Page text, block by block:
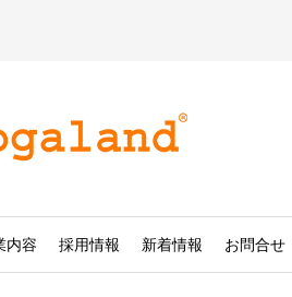
内容 採用情報 新着情報 お問合せ